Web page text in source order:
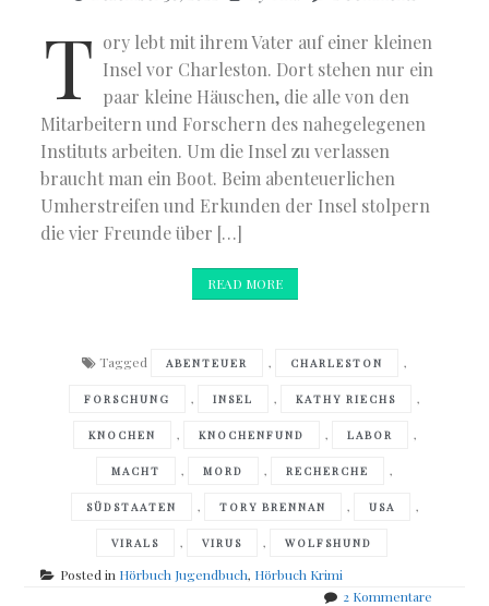
T ory lebt mit ihrem Vater auf einer kleinen
Insel vor Charleston. Dort stehen nur ein
paar kleine Häuschen, die alle von den
Mitarbeitern und Forschern des nahegelegenen
Instituts arbeiten. Um die Insel zu verlassen
braucht man ein Boot. Beim abenteuerlichen
Umherstreifen und Erkunden der Insel stolpern
die vier Freunde über […]
READ MORE
Tagged ABENTEUER , CHARLESTON ,
FORSCHUNG , INSEL , KATHY RIECHS ,
KNOCHEN , KNOCHENFUND , LABOR ,
MACHT , MORD , RECHERCHE ,
SÜDSTAATEN , TORY BRENNAN , USA ,
VIRALS , VIRUS , WOLFSHUND
Posted in Hörbuch Jugendbuch, Hörbuch Krimi
2 Kommentarezu